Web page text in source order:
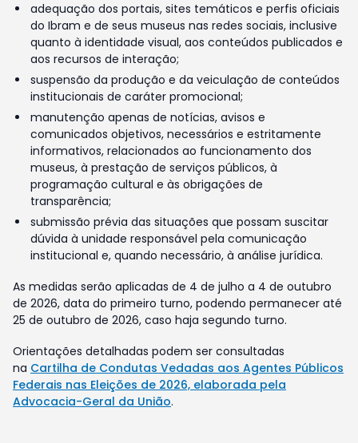
adequação dos portais, sites temáticos e perfis oficiais
do Ibram e de seus museus nas redes sociais, inclusive
quanto à identidade visual, aos conteúdos publicados e
aos recursos de interação;
suspensão da produção e da veiculação de conteúdos
institucionais de caráter promocional;
manutenção apenas de notícias, avisos e
comunicados objetivos, necessários e estritamente
informativos, relacionados ao funcionamento dos
museus, à prestação de serviços públicos, à
programação cultural e às obrigações de
transparência;
submissão prévia das situações que possam suscitar
dúvida à unidade responsável pela comunicação
institucional e, quando necessário, à análise jurídica.
As medidas serão aplicadas de 4 de julho a 4 de outubro
de 2026, data do primeiro turno, podendo permanecer até
25 de outubro de 2026, caso haja segundo turno.
Orientações detalhadas podem ser consultadas
na Cartilha de Condutas Vedadas aos Agentes Públicos
Federais nas Eleições de 2026, elaborada pela
Advocacia-Geral da União.